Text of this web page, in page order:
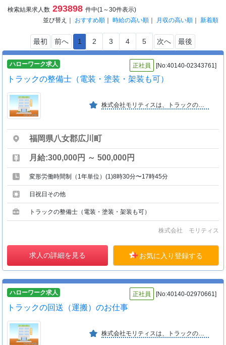
検索結果求人数 293898 件中(1～30件表示)
並び替え｜ おすすめ順 ｜ 時給の高い順 ｜ 月収の高い順 ｜ 新着順
最初 前へ 1 2 3 4 5 次へ 最後
ハローワーク求人 正社員 [No:40140-02343761]
トラックの整備士（電装・塗装・架装も可）
株式会社モリティスは、トラックのメンテナンスや二次架装等を行っている会社です。現在は、トラックの販売、買取の他、トラックに関する事業全般を行う「ＵＪグループ」の一員です。
福岡県八女郡広川町
月給:300,000円 ～ 500,000円
変形労働時間制（1年単位）(1)8時30分〜17時45分
日祝日その他
トラックの整備士（電装・塗装・架装も可）
株式会社 モリティス
求人の詳細を見る お気に入り登録する
ハローワーク求人 正社員 [No:40140-02970661]
トラックの回送（運搬）のお仕事
株式会社モリティスは、トラックのメンテナンスや二次架装等を行っている会社です。現在は、トラックの販売、買取の他、トラックに関する事業全般を行う「ＵＪグループ」の一員です。